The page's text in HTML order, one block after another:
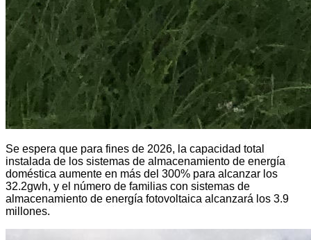
Se espera que para fines de 2026, la capacidad total
instalada de los sistemas de almacenamiento de energía
doméstica aumente en más del 300% para alcanzar los
32.2gwh, y el número de familias con sistemas de
almacenamiento de energía fotovoltaica alcanzará los 3.9
millones.